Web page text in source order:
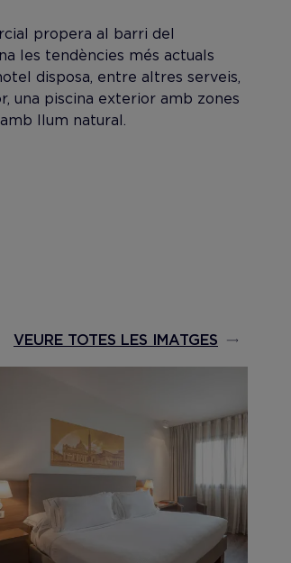
propera al barri del
les tendències més actuals
disposa, entre altres serveis,
una piscina exterior amb zones
llum natural.
VEURE TOTES LES IMATGES